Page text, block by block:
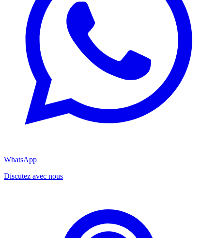
WhatsApp
Discutez avec nous